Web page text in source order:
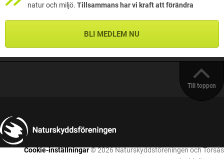
natur och miljö. Tillsammans har vi kraft att förändra
BLI MEDLEM NU
Till toppen
Cookie-inställningar© 2026 Naturskyddsföreningen och Torsås